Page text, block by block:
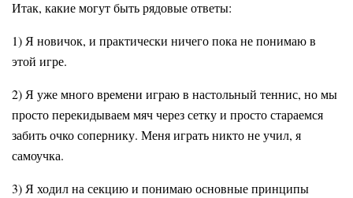
Итак, какие могут быть рядовые ответы:
1) Я новичок, и практически ничего пока не понимаю в
этой игре.
2) Я уже много времени играю в настольный теннис, но мы
просто перекидываем мяч через сетку и просто стараемся
забить очко сопернику. Меня играть никто не учил, я
самоучка.
3) Я ходил на секцию и понимаю основные принципы